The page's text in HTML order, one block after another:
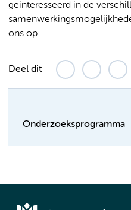
geinteresseerd in de
ons op.
Deel dit
Onderzoeksprogramma